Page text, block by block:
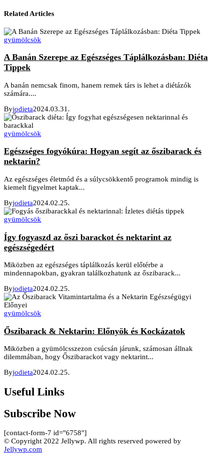
Related Articles
gyümölcsök
A Banán Szerepe az Egészséges Táplálkozásban: Diéta
Tippek
A banán nemcsak finom, hanem remek társ is lehet a diétázók
számára....
Byjodieta2024.03.31.
gyümölcsök
Egészséges fogyókúra: Hogyan segít az őszibarack és
nektarin?
Az egészséges életmód és a súlycsökkentő programok mindig is
kiemelt figyelmet kaptak...
Byjodieta2024.02.25.
gyümölcsök
Így fogyaszd az őszi barackot és nektarint az
egészségedért
Miközben az egészséges táplálkozás kerül előtérbe a
mindennapokban, gyakran találkozhatunk az őszibarack...
Byjodieta2024.02.25.
gyümölcsök
Őszibarack & Nektarin: Előnyök és Kockázatok
Miközben a gyümölcsszezon csúcsán járunk, számosan állnak
dilemmában, hogy Őszibarackot vagy nektarint...
Byjodieta2024.02.25.
Useful Links
Subscribe Now
[contact-form-7 id="6758"]
© Copyright 2022 Jellywp. All rights reserved powered by
Jellywp.com